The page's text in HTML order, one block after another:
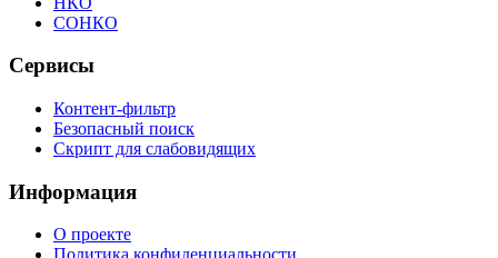
СОНКО
Сервисы
Контент-фильтр
Безопасный поиск
Скрипт для слабовидящих
Информация
О проекте